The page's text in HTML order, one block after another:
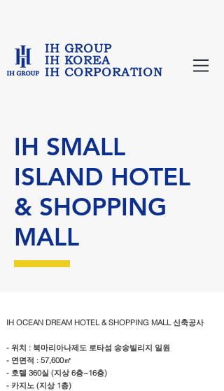
IH GROUP
IH KOREA
IH CORPORATION
IH SMALL
ISLAND HOTEL
& SHOPPING
MALL
IH OCEAN DREAM HOTEL & SHOPPING MALL 신축공사
- 위치 : 북마리아나제도 로타섬 송송빌리지 일원
- 연면적 : 57,600㎡
- 호텔 360실 (지상 6층~16층)
- 카지노 (지상 1층)